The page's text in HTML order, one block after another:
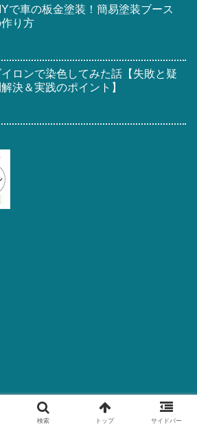
で車の板金塗装！簡易塗装ブース
り方
イロンで染色してみた話【失敗と疑
解決＆実践のポイント】
検索 トップ サイドバー